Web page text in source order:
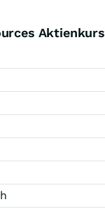
Aktienkurs